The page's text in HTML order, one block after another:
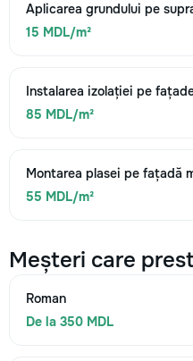
Aplicarea grundului pe
15 MDL/m²
Instalarea izolației pe
85 MDL/m²
Montarea plasei pe fațadă
55 MDL/m²
Meșteri care
Roman
De la 350 MDL